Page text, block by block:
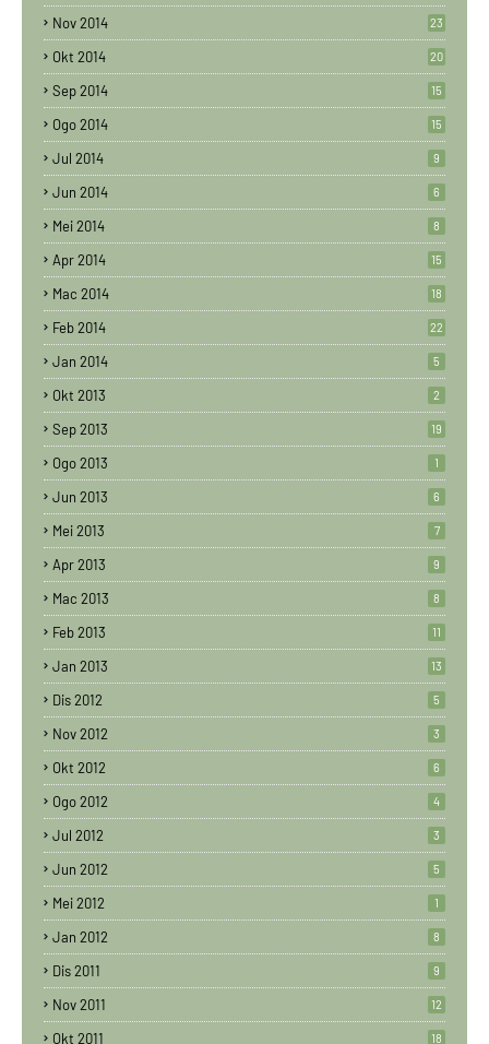
Nov 2014 23
Okt 2014 20
Sep 2014 15
Ogo 2014 15
Jul 2014 9
Jun 2014 6
Mei 2014 8
Apr 2014 15
Mac 2014 18
Feb 2014 22
Jan 2014 5
Okt 2013 2
Sep 2013 19
Ogo 2013 1
Jun 2013 6
Mei 2013 7
Apr 2013 9
Mac 2013 8
Feb 2013 11
Jan 2013 13
Dis 2012 5
Nov 2012 3
Okt 2012 6
Ogo 2012 4
Jul 2012 3
Jun 2012 5
Mei 2012 1
Jan 2012 8
Dis 2011 9
Nov 2011 12
Okt 2011 18